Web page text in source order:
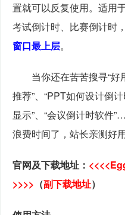
置就可以反复使用。适用
考试倒计时、比赛倒计时
窗口最上层。
当你还在苦苦搜寻“好
推荐”、“PPT如何设计倒
显示”、“会议倒计时软件
浪费时间了，站长亲测好
官网及下载地址： <<<<
>>>> （副下载地址）